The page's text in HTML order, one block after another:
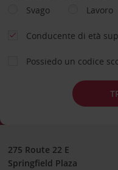
Svago
Lavoro
Conducente di età
Possiedo un codice
275 Route 22 E
Springfield Plaza